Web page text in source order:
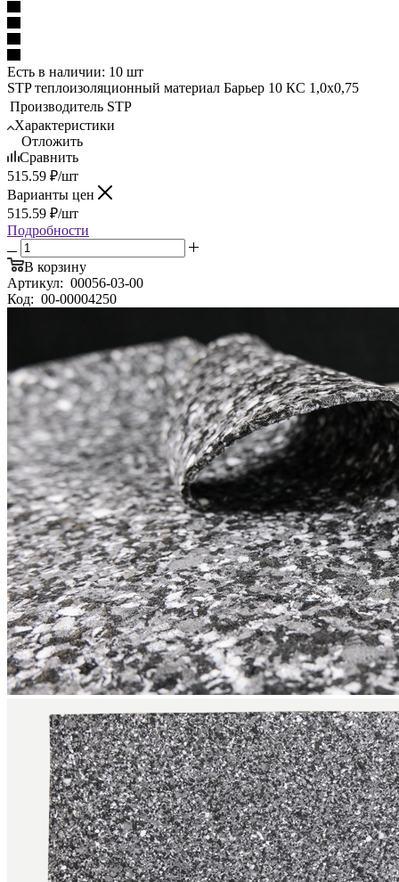
Есть в наличии: 10 шт
STP теплоизоляционный материал Барьер 10 КС 1,0х0,75
Производитель STP
Характеристики
Отложить
Сравнить
515.59 ₽/шт
Варианты цен
515.59 ₽/шт
Подробности
В корзину
Артикул: 00056-03-00
Код: 00-00004250